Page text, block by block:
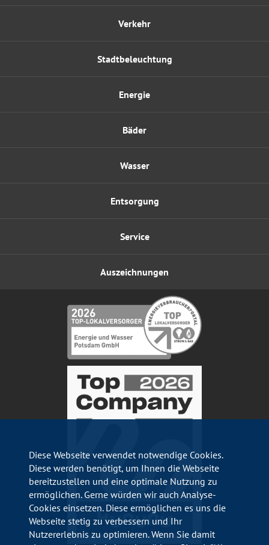
Energie
Wasser
Verkehr
Bäder
Entsorgung
Stadtbeleuchtung
Service
Auszeichnungen
Diese Webseite verwendet notwendige Cookies.
Diese werden benötigt, um Ihnen die Webseite
bereitzustellen und eine optimale Nutzung zu
ermöglichen. Gerne würden wir auch Analyse-
Cookies einsetzen. Diese ermöglichen es uns die
Webseite stetig zu verbessern und Ihr
Nutzererlebnis zu optimieren. Wenn Sie damit